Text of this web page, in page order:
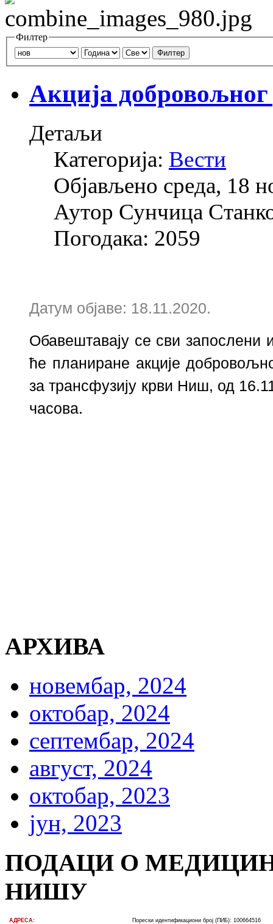
Филтер
Филтер
Акција
Детаљи
Категорија: Вести
Објављено среда, 18
Аутор Сунчица
Погодака: 2059
Датум објаве: 18.11.2020.
Обавештавају се сви
ће планиране акције
за трансфузију крви Ниш, од
часова.
АРХИВА
новембар, 2024
октобар, 2024
септембар, 2024
август, 2024
октобар, 2023
јун, 2023
ПОДАЦИ О
НИШУ
AДРЕСА:
Порески идентификациони број (ПИБ): 100664516